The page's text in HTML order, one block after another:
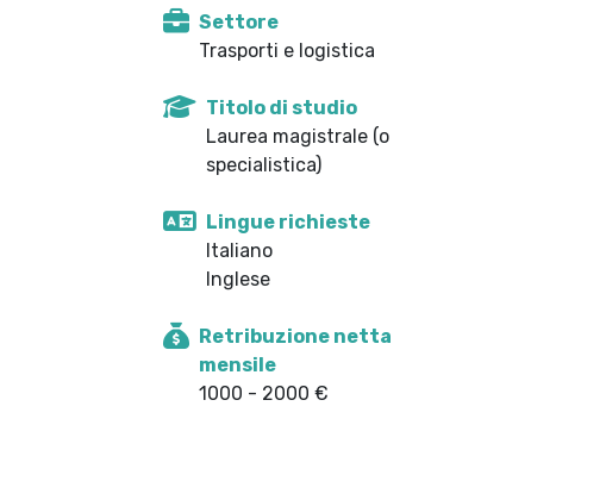
Settore
Trasporti e logistica
Titolo di studio
Laurea magistrale (o
specialistica)
Lingue richieste
Italiano
Inglese
Retribuzione netta
mensile
1000 - 2000 €